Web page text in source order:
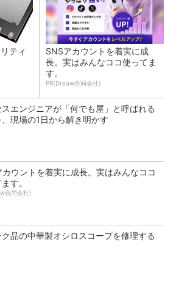
ティ
SNSアカウントを着実に成
長。実はみんなココ使ってま
す。
PR(Dreaw合同会社)
スエンジニアが「何でも屋」と呼ばれる
現場の1日から解き明かす
カウントを着実に成長。実はみんなココ
す。
合同会社)
ク品の中華製オシロスコープを修理する